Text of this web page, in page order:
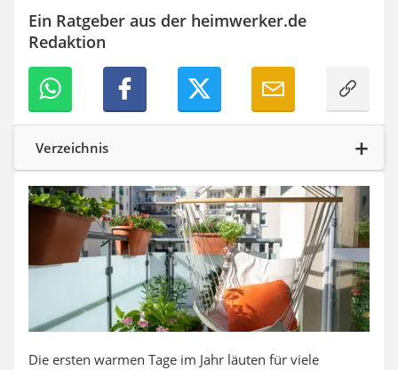
HiFi-Lautsprecher
Samsung-Waschmaschine
LED-Feuchtraumleuchte
Decke mit Ärmeln
4K-Beamer
Schraubendreher-Set
Sägekettenschärfgerät
Geschirrspüler 45 cm
Fußsack
Steckdosenradio
Absauganlage
Ein Ratgeber aus der heimwerker.de
Redaktion
Verzeichnis
Die ersten warmen Tage im Jahr läuten für viele